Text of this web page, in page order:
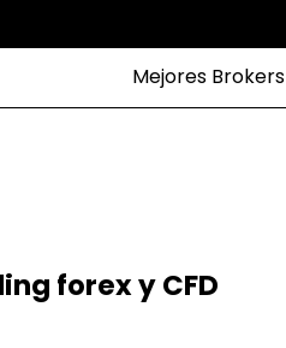
Mejores Brokers
forex y CFD